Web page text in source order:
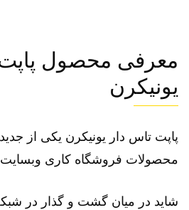
معرفی محصول
یونیکرن
پاپت تاس دار یونیکرن یکی از
محصولات فروشگاه کاری
شاید در میان گشت و گذار در